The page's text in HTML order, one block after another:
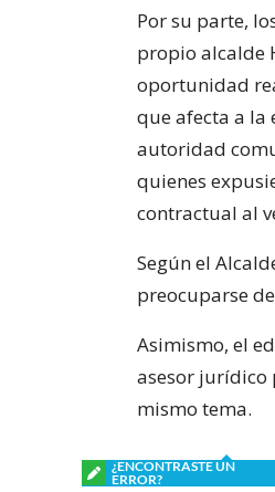
Por su parte,
propio alcalde
oportunidad
que afecta a la
autoridad
quienes
contractual al
Según el
preocuparse
Asimismo, el
asesor jurídico
mismo tema.
¿ENCONTRASTE UN
ERROR?